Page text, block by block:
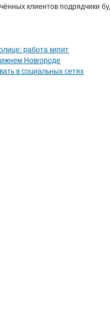
клиентов подрядчики
работа кипит
Новгороде
в социальных сетях